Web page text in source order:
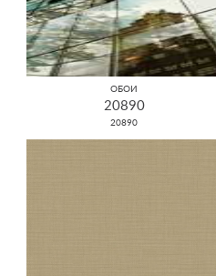
ОБОИ
20890
20890